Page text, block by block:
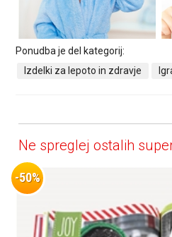
Ponudba je del kategorij:
Izdelki za lepoto in zdravje
Ne spreglej ostalih
-50%